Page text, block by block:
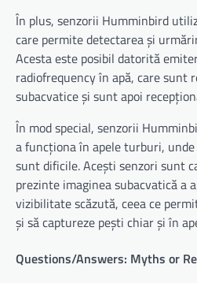
În plus, senzorii Humminbird
care permite detectarea și
Acesta este posibil datorită
radiofrequency în apă, care sunt
subacvatice și sunt apoi
În mod special, senzorii
a funcționa în apele turburi,
sunt dificile. Acești senzori sunt
prezinte imaginea subacvatică a
vizibilitate scăzută, ceea ce
și să captureze pești chiar și în
Questions/Answers: Myths or